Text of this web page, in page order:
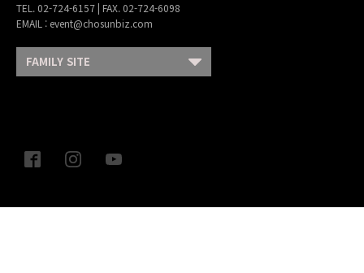
TEL. 02-724-6157 | FAX. 02-724-6098
EMAIL : event@chosunbiz.com
FAMILY SITE